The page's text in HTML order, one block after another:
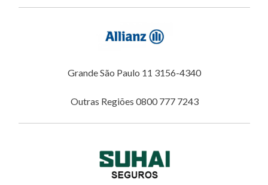
Grande São Paulo 11 3156-4340
Outras Regiões 0800 777 7243